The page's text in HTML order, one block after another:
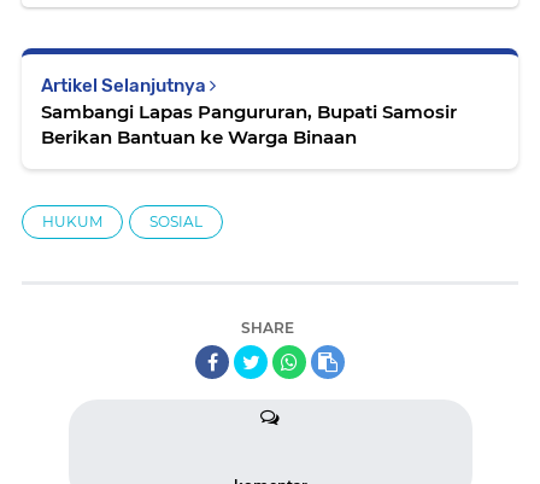
Artikel Selanjutnya
Sambangi Lapas Pangururan, Bupati Samosir
Berikan Bantuan ke Warga Binaan
HUKUM SOSIAL
SHARE